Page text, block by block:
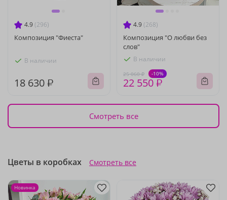
4.9 (296)
Композиция "Фиеста"
В наличии
18 630 ₽
4.9 (268)
Композиция "О любви без
слов"
В наличии
25 060 ₽ -10%
22 550 ₽
Смотреть все
Цветы в коробках Смотреть все
Новинка